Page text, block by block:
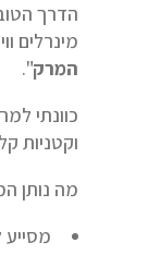
הדרך
מינרלים
המרק".
כוונתי
וקטניות
מה נותן